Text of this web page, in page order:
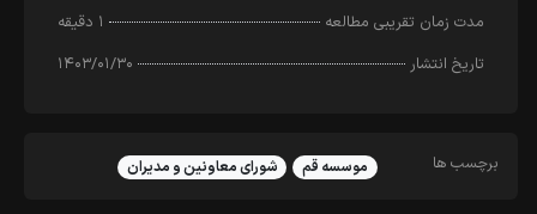
مدت زمان تقریبی مطالعه
۱ دقیقه
تاریخ انتشار
۱۴۰۳/۰۱/۳۰
برچسب ها موسسه قم شورای معاونین و مدیران